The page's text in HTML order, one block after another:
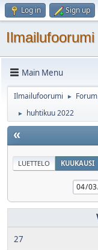
Log in Sign up
Ilmailufoorumi
Main Menu
Ilmailufoorumi ► Forum
► huhtikuu 2022
«
LUETTELO KUUKAUSI
27